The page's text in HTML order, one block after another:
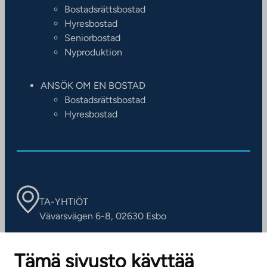
Tämä sivusto käyttää
Bostadsrättsbostad
Hyresbostad
Seniorbostad
Nyproduktion
ANSÖK OM EN BOSTAD
Bostadsrättsbostad
Hyresbostad
TA-YHTIÖT
Vävarsvägen 6-8, 02630 Esbo
Kontaktinformation